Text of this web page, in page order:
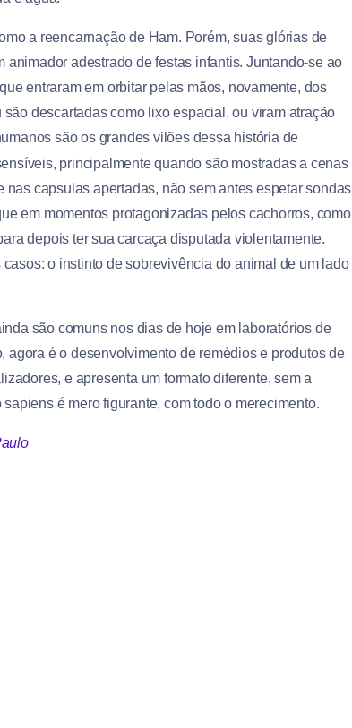
a reencarnação de Ham. Porém, suas glórias de
adestrado de festas infantis. Juntando-se ao
entraram em orbitar pelas mãos, novamente, dos
descartadas como lixo espacial, ou viram atração
são os grandes vilões dessa história de
principalmente quando são mostradas a cenas
capsulas apertadas, não sem antes espetar sondas
em momentos protagonizadas pelos cachorros, como
depois ter sua carcaça disputada violentamente.
o instinto de sobrevivência do animal de um lado
são comuns nos dias de hoje em laboratórios de
é o desenvolvimento de remédios e produtos de
e apresenta um formato diferente, sem a
é mero figurante, com todo o merecimento.